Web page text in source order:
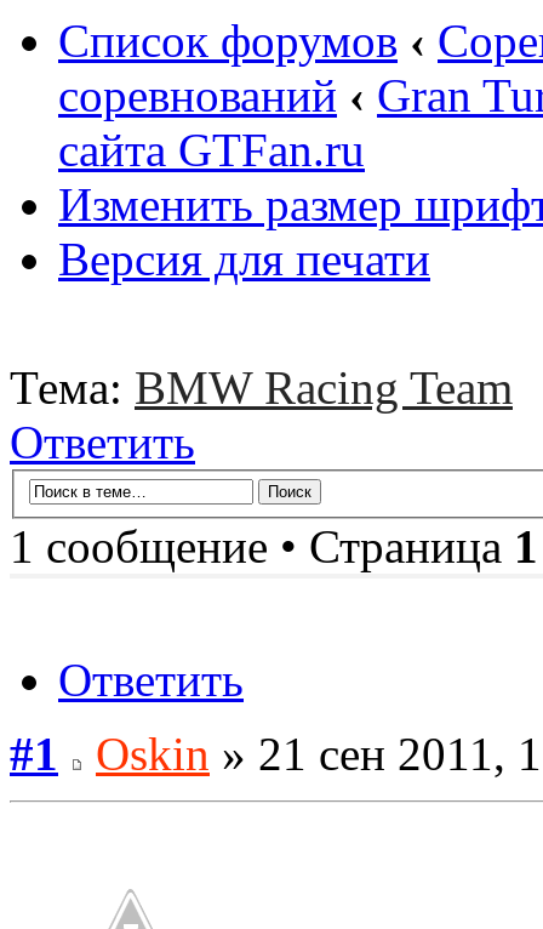
Список форумов ‹
соревнований ‹ Gran
сайта GTFan.ru
Изменить размер
Версия для печати
Тема: BMW Racing Team
Ответить
1 сообщение • Страница 1
Ответить
#1
Oskin » 21 сен 2011,